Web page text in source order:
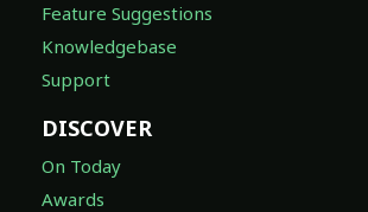
Feature Suggestions
Knowledgebase
Support
DISCOVER
On Today
Awards